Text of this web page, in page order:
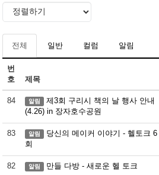
전체 일반 컬럼 알림
번
호
제목
84 알림
제3회 구리시 책의 날 행사 안내
(4.26) in 장자호수공원
83 알림
당신의 메이커 이야기 - 헬토크 6
회
82 알림
만들 다방 - 새로운 헬 토크